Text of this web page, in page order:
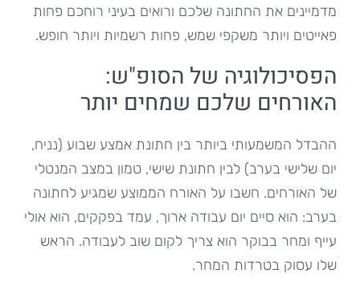
מדמיינים את החתונה שלכם ורואים בעיני רוחכם פחות
פאייטים ויותר משקפי שמש, פחות רשמיות ויותר חופש.
הפסיכולוגיה של הסופ"ש:
האורחים שלכם שמחים יותר
ההבדל המשמעותי ביותר בין חתונת אמצע שבוע (נניח,
יום שלישי בערב) לבין חתונת שישי, טמון במצב המנטלי
של האורחים. חשבו על האורח הממוצע שמגיע לחתונה
בערב: הוא סיים יום עבודה ארוך, עמד בפקקים, הוא אולי
עייף ומחר בבוקר הוא צריך לקום שוב לעבודה. הראש
שלו עסוק בטרדות המחר.